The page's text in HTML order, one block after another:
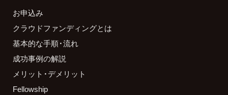
お申込み
クラウドファンディングとは
基本的な手順・流れ
成功事例の解説
メリット・デメリット
Fellowship